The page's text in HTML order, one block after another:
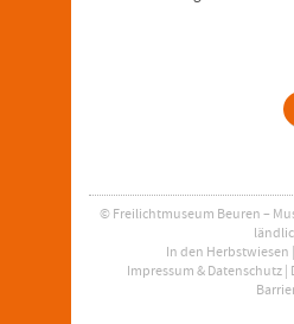
© Freilichtmuseum Beuren –
In den Herbstwiesen
Impressum & Datenschutz|